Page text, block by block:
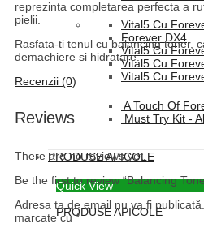
Vital5 Cu
Forever DX4
Vital5 Cu
Vital5 Cu
Vital5 Cu
A Touch Of
Must Try Kit -
PRODUSE APICOLE
Quick View
PRODUSE APICOLE
reprezinta completarea perfecta a
pielii.
Rasfata-ti tenul cu balancing toner,
demachiere si hidratare.
Recenzii (0)
Reviews
There are no reviews yet.
Be the first to review “Balancing
Adresa ta de email nu va fi publicată.
marcate cu*